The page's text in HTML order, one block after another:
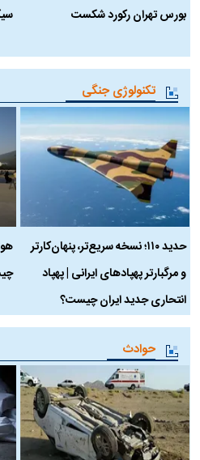
بورس تهران رکورد شکست
تکنولوژی جنگی
حدید ۱۱۰؛ نسخه سریع‌تر، پنهان‌کارتر
و مرگبارتر پهپادهای ایرانی | پهپاد
انتحاری جدید ایران چیست؟
حوادث